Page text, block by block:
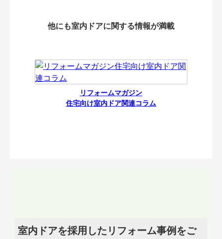
他にも室内ドアに関する情報が満載
リフォームマガジン
住宅向け室内ドア関連コラム
室内ドアを採用したリフォーム事例をご